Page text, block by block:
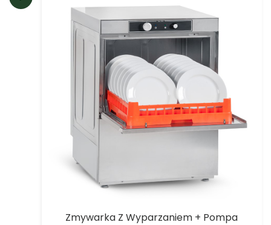
Zmywarka Z Wyparzaniem + Pompa